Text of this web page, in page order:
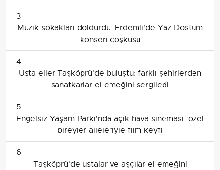
3
Müzik sokakları doldurdu: Erdemli'de Yaz Dostum
konseri coşkusu
4
Usta eller Taşköprü'de buluştu: farklı şehirlerden
sanatkarlar el emeğini sergiledi
5
Engelsiz Yaşam Parkı'nda açık hava sineması: özel
bireyler aileleriyle film keyfi
6
Taşköprü'de ustalar ve aşçılar el emeğini